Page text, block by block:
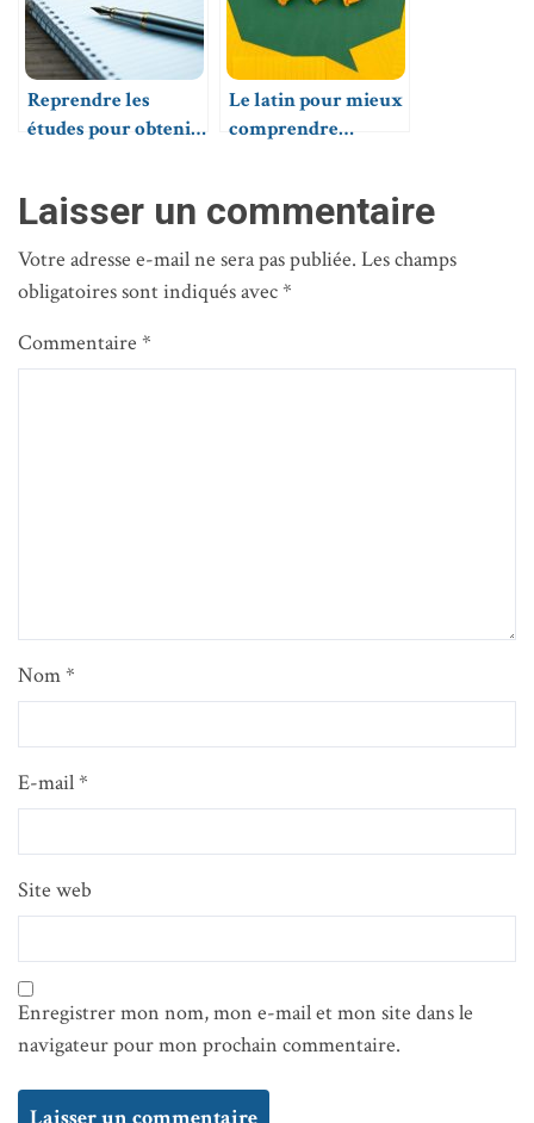
Reprendre les
études pour obtenir
Le latin pour mieux
comprendre
Laisser un commentaire
Votre adresse e-mail ne sera pas publiée. Les champs
obligatoires sont indiqués avec*
Commentaire *
Nom*
E-mail*
Site web
Enregistrer mon nom, mon e-mail et mon site dans le
navigateur pour mon prochain commentaire.